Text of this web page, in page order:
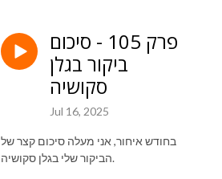
פרק 105 - סיכום
ביקור בגלן
סקושיה
Jul 16, 2025
בחודש איחור, אני מעלה סיכום קצר של
הביקור שלי בגלן סקושיה.